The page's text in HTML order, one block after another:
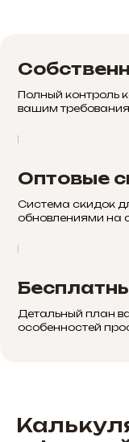
Полный контроль
вашим
Оптовые
Система скидок
обновлениями на
Детальный план
особенностей